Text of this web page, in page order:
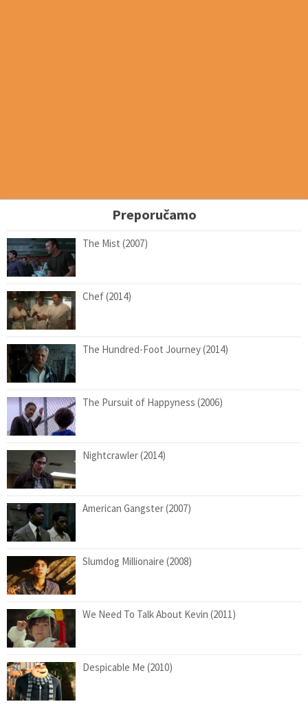
Preporučamo
The Mist (2007)
Chef (2014)
The Hundred-Foot Journey (2014)
The Pursuit of Happyness (2006)
Nightcrawler (2014)
American Gangster (2007)
Slumdog Millionaire (2008)
We Need To Talk About Kevin (2011)
Despicable Me (2010)